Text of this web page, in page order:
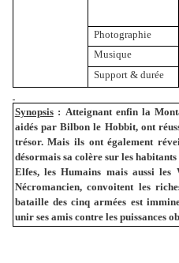
Photographie
Musique
Support & durée
Synopsis: Atteignant enfin la
aidés par Bilbon le Hobbit, ont
trésor. Mais ils ont également
désormais sa colère sur les
Elfes, les Humains mais aussi les
Nécromancien, convoitent les
bataille des cinq armées est
unir ses amis contre les puissances